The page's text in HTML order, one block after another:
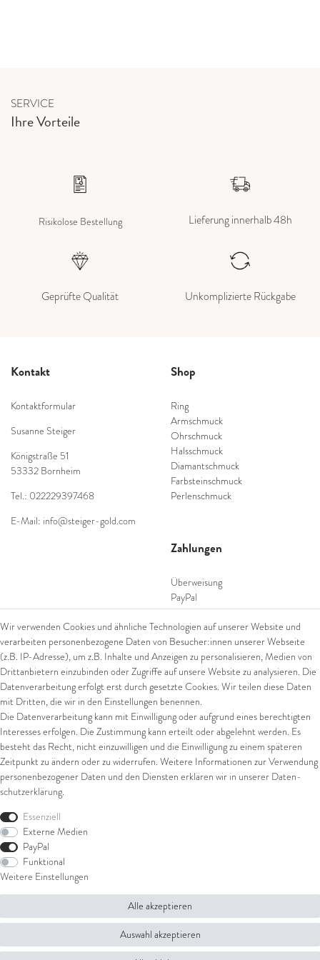
SERVICE
Ihre Vorteile
Risikolose Bestellung Lieferung innerhalb 48h
Geprüfte Qualität Unkomplizierte Rückgabe
Kontakt
Kontaktformular
Susanne Steiger
Königstraße 51
53332 Bornheim
Tel.: 022229397468
E-Mail: info@steiger-gold.com
Shop
Ring
Armschmuck
Ohrschmuck
Halsschmuck
Diamantschmuck
Farbsteinschmuck
Perlenschmuck
Zahlungen
Überweisung
PayPal
SEPA Lastschrift
giropay
Kreditkarte
Versand
UPS
FedEx
© Copyright 2026 Juwelier Steiger | Alle Rechte vorbehalten.
Wir verwenden Cookies und ähnliche Technologien auf unserer Website und
verarbeiten personenbezogene Daten von Besucher:innen unserer Webseite
(z.B. IP-Adresse), um z.B. Inhalte und Anzeigen zu personalisieren, Medien von
Drittanbietern einzubinden oder Zugriffe auf unsere Website zu analysieren. Die
Datenverarbeitung erfolgt erst durch gesetzte Cookies. Wir teilen diese Daten
mit Dritten, die wir in den Einstellungen benennen.
Die Datenverarbeitung kann mit Einwilligung oder aufgrund eines berechtigten
Interesses erfolgen. Die Zustimmung kann erteilt oder abgelehnt werden. Es
besteht das Recht, nicht einzuwilligen und die Einwilligung zu einem späteren
Zeitpunkt zu ändern oder zu widerrufen. Weitere Informationen zur Verwendung
personenbezogener Daten und den Diensten erklären wir in unserer Daten­
schutz­erklärung.
Essenziell
Externe Medien
PayPal
Funktional
Weitere Einstellungen
Alle akzeptieren
Auswahl akzeptieren